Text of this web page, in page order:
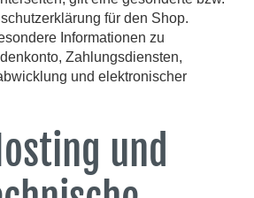
für den Shop.
Informationen zu
Zahlungsdiensten,
und elektronischer
und